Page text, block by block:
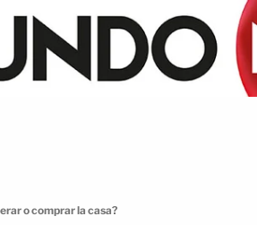
o comprar la casa?